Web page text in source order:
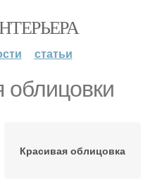
статьи
Красивая облицовка